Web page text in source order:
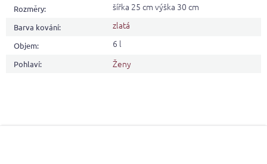
Rozměry: šířka 25 cm výška 30 cm
Barva kování: zlatá
Objem: 6 l
Pohlaví: Ženy